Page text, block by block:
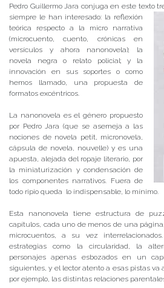
Pedro Guillermo Jara conjuga en este texto
siempre le han interesado: la reflexión
teórica respecto a la micro narrativa
(microcuento, cuento, crónicas en
versículos y ahora nanonovela); la
novela negra o relato policial; y la
innovación en sus soportes o como
hemos llamado, una propuesta de
formatos excéntricos.
La nanonovela es el género propuesto
por Pedro Jara (que se asemeja a las
nociones de novela petit, micronovela,
cápsula de novela, nouvelle) y es una
apuesta, alejada del ropaje literario, por
la miniaturización y condensación de
los componentes narrativos. Fuera de
todo ripio queda lo indispensable, lo mínimo.
Esta nanonovela tiene estructura de
capítulos, cada uno de menos de una
microcuentos, a su vez
estrategias como la circularidad, la
personajes apenas esbozados en un
siguientes, y el lector atento a esas pistas va
por ejemplo, las distintas relaciones